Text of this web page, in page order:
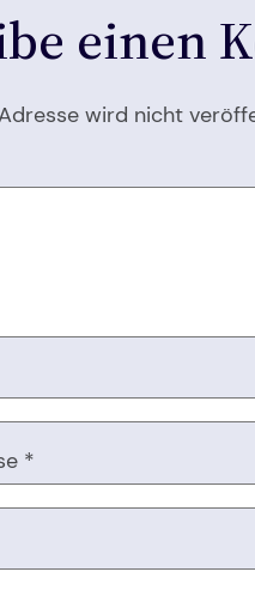
einen
wird nicht
*